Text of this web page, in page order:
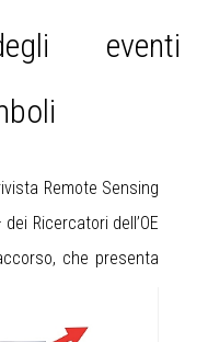
eventi
Remote Sensing
Ricercatori dell’OE
che presenta